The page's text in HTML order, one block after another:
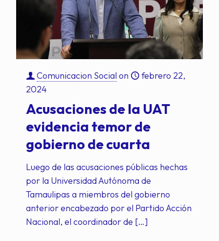
Comunicacion Social on
febrero 22,
2024
Acusaciones de la UAT
evidencia temor de
gobierno de cuarta
Luego de las acusaciones públicas hechas
por la Universidad Autónoma de
Tamaulipas a miembros del gobierno
anterior encabezado por el Partido Acción
Nacional, el coordinador de […]